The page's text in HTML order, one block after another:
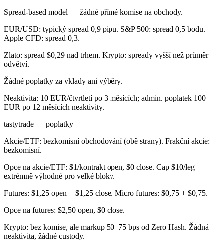
Spread-based model — žádné přímé komise na obchody.
EUR/USD: typický spread 0,9 pipu. S&P 500: spread 0,5 bodu.
Apple CFD: spread 0,3.
Zlato: spread $0,29 nad trhem. Krypto: spready vyšší než průměr
odvětví.
Žádné poplatky za vklady ani výběry.
Neaktivita: 10 EUR/čtvrtletí po 3 měsících; admin. poplatek 100
EUR po 12 měsících neaktivity.
tastytrade — poplatky
Akcie/ETF: bezkomisní obchodování (obě strany). Frakční akcie:
bezkomisní.
Opce na akcie/ETF: $1/kontrakt open, $0 close. Cap $10/leg —
extrémně výhodné pro velké bloky.
Futures: $1,25 open + $1,25 close. Micro futures: $0,75 + $0,75.
Opce na futures: $2,50 open, $0 close.
Krypto: bez komise, ale markup 50–75 bps od Zero Hash. Žádná
neaktivita, žádné custody.